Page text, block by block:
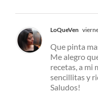
LoQueVen
Que pinta
Me alegro
recetas, a mi
sencillitas y
Saludos!